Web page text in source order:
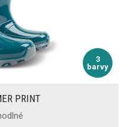
3
barvy
PRINT